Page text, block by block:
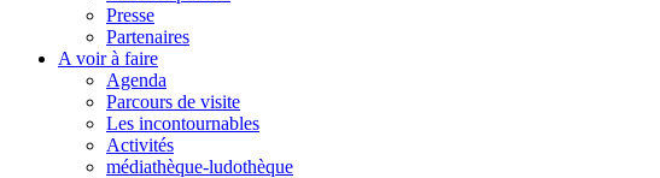
Presse
Partenaires
A voir à faire
Agenda
Parcours de visite
Les incontournables
Activités
médiathèque-ludothèque